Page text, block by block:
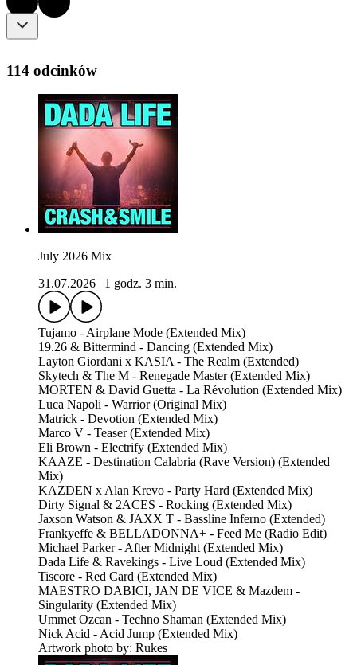
114 odcinków
July 2026 Mix
31.07.2026
1 godz. 3 min.
Tujamo - Airplane Mode (Extended Mix)
19.26 & Bittermind - Dancing (Extended Mix)
Layton Giordani x KASIA - The Realm (Extended)
Skytech & The M - Renegade Master (Extended Mix)
MORTEN & David Guetta - La Révolution (Extended Mix)
Luca Napoli - Warrior (Original Mix)
Matrick - Devotion (Extended Mix)
Marco V - Teaser (Extended Mix)
Eli Brown - Electrify (Extended Mix)
KAAZE - Destination Calabria (Rave Version) (Extended
Mix)
KAZDEN x Alan Krevo - Party Hard (Extended Mix)
Dirty Signal & 2ACES - Rocking (Extended Mix)
Jaxson Watson & JAXX T - Bassline Inferno (Extended)
Frankyeffe & BELLADONNA+ - Feed Me (Radio Edit)
Michael Parker - After Midnight (Extended Mix)
Dada Life & Ravekings - Live Loud (Extended Mix)
Tiscore - Red Card (Extended Mix)
MAESTRO DABICI, JAN DE VICE & Mazdem -
Singularity (Extended Mix)
Ummet Ozcan - Techno Shaman (Extended Mix)
Nick Acid - Acid Jump (Extended Mix)
Artwork photo by: Rukes